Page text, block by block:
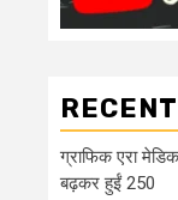
ग्राफिक एरा
बढ़कर हुईं 250